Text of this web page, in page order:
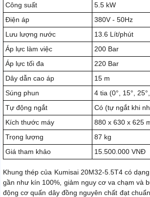
Công suất
5.5 kW
Điện áp
380V - 50Hz
Lưu lượng nước
13.6 Lít/phút
Áp lực làm việc
200 Bar
Áp lực tối đa
220 Bar
Dây dẫn cao áp
15 m
Súng phun
4 tia (0°, 15°,
Tự động ngắt
Có (tự ngắt khi
Kích thước máy
880 x 630 x 625
Trọng lượng
87 kg
Giá tham khảo
15.500.000 VNĐ
Khung thép của Kumisai 20M32-5.5T4 có
gần như kín 100%, giảm nguy cơ va chạm và
động cơ quấn dây đồng nguyên chất đạt